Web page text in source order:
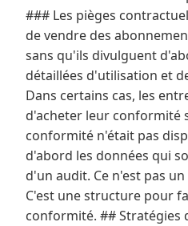
### Les pièges
de vendre des
sans qu'ils divulguent
détaillées d'utilisation et
Dans certains cas, les
d'acheter leur conformité
conformité n'était pas
d'abord les données qui
d'un audit. Ce n'est pas
C'est une structure pour
conformité. ## Stratégies